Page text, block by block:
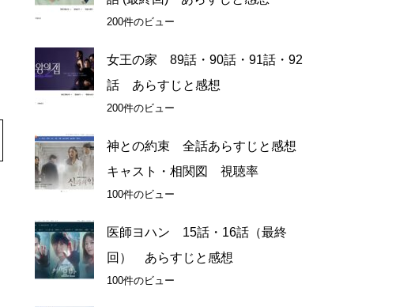
200件のビュー
女王の家 89話・90話・91話・92
話 あらすじと感想
200件のビュー
神との約束 全話あらすじと感想
キャスト・相関図 視聴率
100件のビュー
医師ヨハン 15話・16話（最終
回） あらすじと感想
100件のビュー